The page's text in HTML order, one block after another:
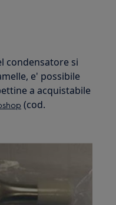
condensatore si
e' possibile
a acquistabile
(cod.